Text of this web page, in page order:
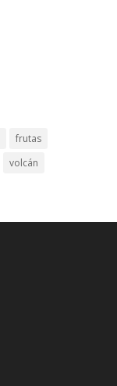
frutas
volcán